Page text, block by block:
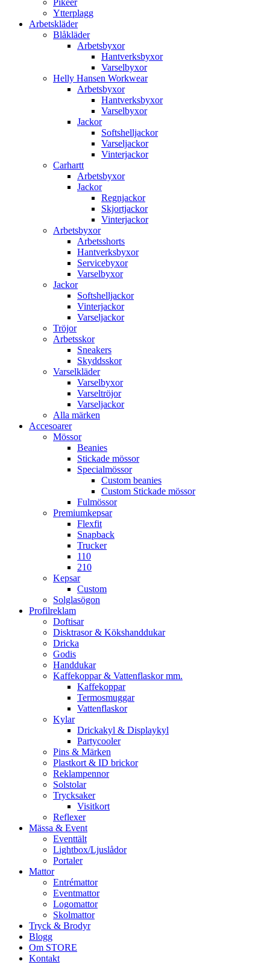
Pikéer
Ytterplagg
Arbetskläder
Blåkläder
Arbetsbyxor
Hantverksbyxor
Varselbyxor
Helly Hansen Workwear
Arbetsbyxor
Hantverksbyxor
Varselbyxor
Jackor
Softshelljackor
Varseljackor
Vinterjackor
Carhartt
Arbetsbyxor
Jackor
Regnjackor
Skjortjackor
Vinterjackor
Arbetsbyxor
Arbetsshorts
Hantverksbyxor
Servicebyxor
Varselbyxor
Jackor
Softshelljackor
Vinterjackor
Varseljackor
Tröjor
Arbetsskor
Sneakers
Skyddsskor
Varselkläder
Varselbyxor
Varseltröjor
Varseljackor
Alla märken
Accesoarer
Mössor
Beanies
Stickade mössor
Specialmössor
Custom beanies
Custom Stickade mössor
Fulmössor
Premiumkepsar
Flexfit
Snapback
Trucker
110
210
Kepsar
Custom
Solglasögon
Profilreklam
Doftisar
Disktrasor & Kökshanddukar
Dricka
Godis
Handdukar
Kaffekoppar & Vattenflaskor mm.
Kaffekoppar
Termosmuggar
Vattenflaskor
Kylar
Drickakyl & Displaykyl
Partycooler
Pins & Märken
Plastkort & ID brickor
Reklampennor
Solstolar
Trycksaker
Visitkort
Reflexer
Mässa & Event
Eventtält
Lightbox/Ljuslådor
Portaler
Mattor
Entrémattor
Eventmattor
Logomattor
Skolmattor
Tryck & Brodyr
Blogg
Om STORE
Kontakt